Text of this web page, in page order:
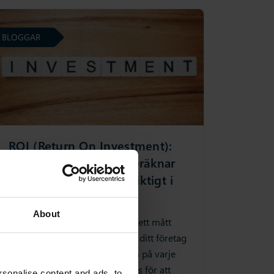
About
ROI (Return On Investment):
Vad det är, hur man beräknar
det och varför det är viktigt i
leveranskedjan
Return on Investment (ROI) är ett mått
som mäter hur mycket pengar ditt företag
kommer att tjäna (eller förlora) på varje
investering. Detta mått används för att
BLOGGAR